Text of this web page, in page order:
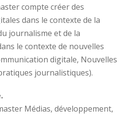
compte créer des
dans le contexte de la
journalisme et de la
le contexte de nouvelles
digitale, Nouvelles
journalistiques).
Médias, développement,